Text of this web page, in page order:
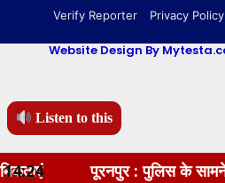
Listen to this
Verify Reporter
Privacy Policy
Website Design By
पूरनपुर : पुलिस के सामने बांके से
14:24